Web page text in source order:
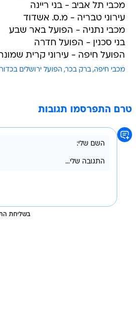
מכבי תל אביב - בני ריינה
עירוני טבריה - מ.ס. אשדוד
מכבי נתניה - הפועל באר שבע
בני סכנין - הפועל חדרה
הפועל חיפה - עירוני קרית
מכבי חיפה ברק בכר הפועל ירושלים
טרם התפרסמו תגובות
בשליחת